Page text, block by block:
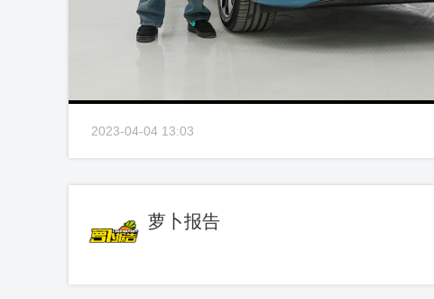
2023-04-04 13:03
萝卜报告